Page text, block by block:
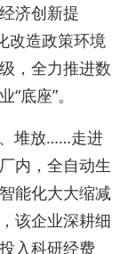
济创新提
改造政策环境
，全力推进数
底座”。
堆放……走进
内，全自动生
能化大大缩减
该企业深耕细
入科研经费